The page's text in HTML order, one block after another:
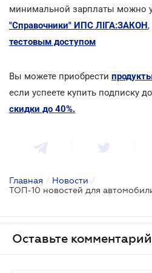
минимальной зарплаты можно
"Справочники" ИПС ЛІГА:ЗАКОН
тестовым доступом
Вы можете приобрести
если успеете купить подписку
скидки до 40%.
Главная / Новости /
ТОП-10 новостей для
Оставьте комментарий